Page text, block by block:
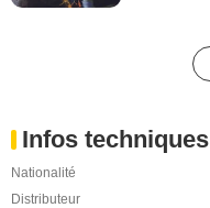
Infos techniques
Nationalité
Distributeur